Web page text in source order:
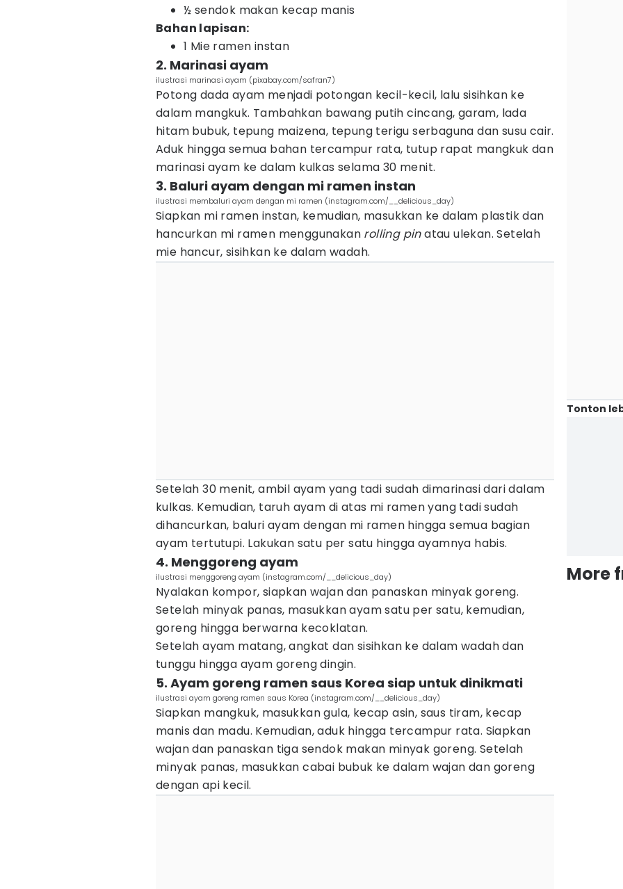
½ sendok makan kecap manis
Bahan lapisan:
1 Mie ramen instan
2. Marinasi ayam
ilustrasi marinasi ayam (pixabay.com/safran7)
Potong dada ayam menjadi potongan kecil-kecil, lalu sisihkan ke
dalam mangkuk. Tambahkan bawang putih cincang, garam, lada
hitam bubuk, tepung maizena, tepung terigu serbaguna dan susu cair.
Aduk hingga semua bahan tercampur rata, tutup rapat mangkuk dan
marinasi ayam ke dalam kulkas selama 30 menit.
3. Baluri ayam dengan mi ramen instan
ilustrasi membaluri ayam dengan mi ramen (instagram.com/__delicious_day)
Siapkan mi ramen instan, kemudian, masukkan ke dalam plastik dan
hancurkan mi ramen menggunakan rolling pinatau ulekan. Setelah
mie hancur, sisihkan ke dalam wadah.
Setelah 30 menit, ambil ayam yang tadi sudah dimarinasi dari dalam
kulkas. Kemudian, taruh ayam di atas mi ramen yang tadi sudah
dihancurkan, baluri ayam dengan mi ramen hingga semua bagian
ayam tertutupi. Lakukan satu per satu hingga ayamnya habis.
4. Menggoreng ayam
ilustrasi menggoreng ayam (instagram.com/__delicious_day)
Nyalakan kompor, siapkan wajan dan panaskan minyak goreng.
Setelah minyak panas, masukkan ayam satu per satu, kemudian,
goreng hingga berwarna kecoklatan.
Setelah ayam matang, angkat dan sisihkan ke dalam wadah dan
tunggu hingga ayam goreng dingin.
5. Ayam goreng ramen saus Korea siap untuk dinikmati
ilustrasi ayam goreng ramen saus Korea (instagram.com/__delicious_day)
Siapkan mangkuk, masukkan gula, kecap asin, saus tiram, kecap
manis dan madu. Kemudian, aduk hingga tercampur rata. Siapkan
wajan dan panaskan tiga sendok makan minyak goreng. Setelah
minyak panas, masukkan cabai bubuk ke dalam wajan dan goreng
dengan api kecil.
Tonton
More